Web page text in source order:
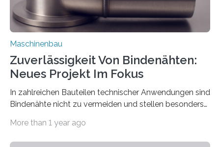
Maschinenbau
Zuverlässigkeit Von Bindenähten:
Neues Projekt Im Fokus
In zahlreichen Bauteilen technischer Anwendungen sind
Bindenähte nicht zu vermeiden und stellen besonders
Matrixmaterials eine große Herausforderung dar.
More than 1 year ago